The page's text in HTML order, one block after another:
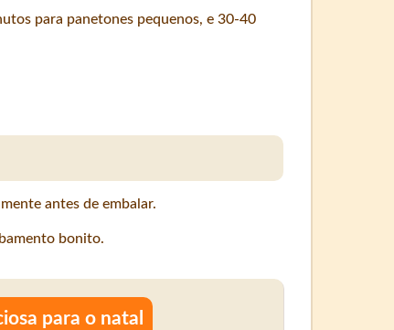
para panetones pequenos, e 30-40
antes de embalar.
bonito.
para o natal